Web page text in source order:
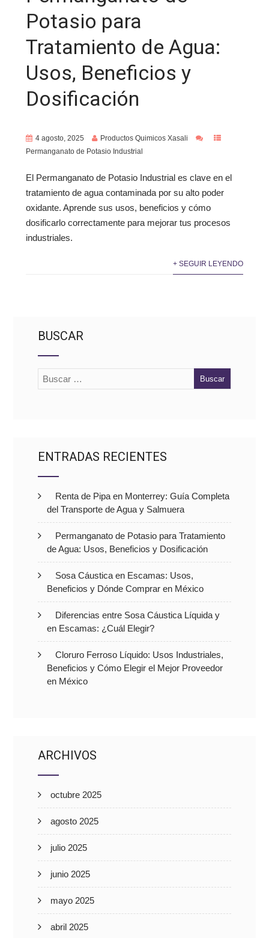
Potasio para
Tratamiento de Agua:
Usos, Beneficios y
Dosificación
4 agosto, 2025
Productos Quimicos Xasali
Permanganato de Potasio Industrial
El Permanganato de Potasio Industrial es clave en el
tratamiento de agua contaminada por su alto poder
oxidante. Aprende sus usos, beneficios y cómo
dosificarlo correctamente para mejorar tus procesos
industriales.
+ SEGUIR LEYENDO
BUSCAR
ENTRADAS RECIENTES
Renta de Pipa en Monterrey: Guía Completa
del Transporte de Agua y Salmuera
Permanganato de Potasio para Tratamiento
de Agua: Usos, Beneficios y Dosificación
Sosa Cáustica en Escamas: Usos,
Beneficios y Dónde Comprar en México
Diferencias entre Sosa Cáustica Líquida y
en Escamas: ¿Cuál Elegir?
Cloruro Ferroso Líquido: Usos Industriales,
Beneficios y Cómo Elegir el Mejor Proveedor
en México
ARCHIVOS
octubre 2025
agosto 2025
julio 2025
junio 2025
mayo 2025
abril 2025